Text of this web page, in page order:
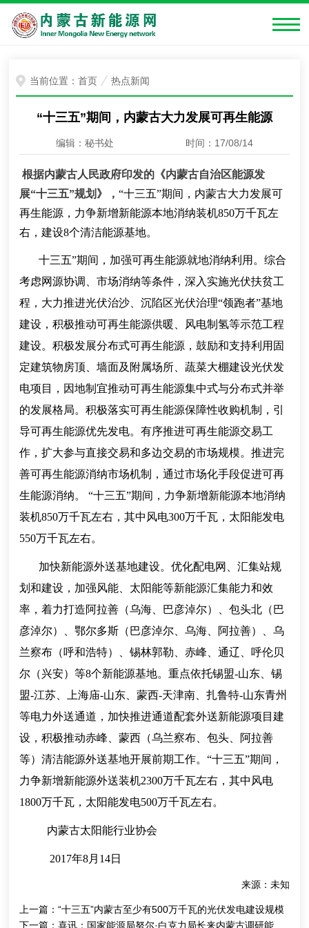
当前位置：首页 热点新闻
“十三五”期间，内蒙古大力发展可再生能源
编辑：秘书处 时间：17/08/14
根据内蒙古人民政府印发的《内蒙古自治区能源发
展“十三五”规划 》，“十三五”期间，内蒙古大力发展可
再生能源 ， 力争新增新能源本地消纳装机850万千瓦左
右 ，建设8个清洁能源基地。
十三五”期间， 加强可再生能源就地消纳利用。综合
考虑网源协调、市场消纳等条件，深入实施光伏扶贫工
程，大力推进光伏治沙、沉陷区光伏治理“领跑者”基地
建设，积极推动可再生能源供暖、风电制氢等示范工程
建设。积极发展分布式可再生能源，鼓励和支持利用固
定建筑物房顶、墙面及附属场所、蔬菜大棚建设光伏发
电项目，因地制宜推动可再生能源集中式与分布式并举
的发展格局。积极落实可再生能源保障性收购机制，引
导可再生能源优先发电。有序推进可再生能源交易工
作，扩大参与直接交易和多边交易的市场规模。推进完
善可再生能源消纳市场机制，通过市场化手段促进可再
生能源消纳。 “十三五”期间，力争新增新能源本地消纳
装机850万千瓦左右，其中风电300万千瓦，太阳能发电
550万千瓦左右。
加快新能源外送基地建设。优化配电网、汇集站规
划和建设，加强风能、太阳能等新能源汇集能力和效
率，着力打造阿拉善（乌海、巴彦淖尔）、包头北（巴
彦淖尔）、鄂尔多斯（巴彦淖尔、乌海、阿拉善）、乌
兰察布（呼和浩特）、锡林郭勒、赤峰、通辽、呼伦贝
尔（兴安）等8个新能源基地。重点依托锡盟-山东、锡
盟-江苏、上海庙-山东、蒙西-天津南、扎鲁特-山东青州
等电力外送通道，加快推进通道配套外送新能源项目建
设，积极推动赤峰、蒙西（乌兰察布、包头、阿拉善
等）清洁能源外送基地开展前期工作。“十三五”期间，
力争新增新能源外送装机2300万千瓦左右，其中风电
1800万千瓦，太阳能发电500万千瓦左右。
内蒙古太阳能行业协会
2017年8月14日
来源：未知
上一篇：“十三五”内蒙古至少有500万千瓦的光伏发电建设规模
下一篇：